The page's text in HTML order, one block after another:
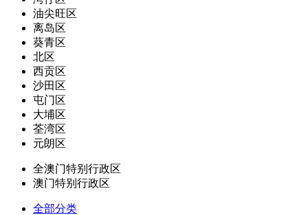
油尖旺区
离岛区
葵青区
北区
西贡区
沙田区
屯门区
大埔区
荃湾区
元朗区
全澳门特别行政区
澳门特别行政区
全部分类